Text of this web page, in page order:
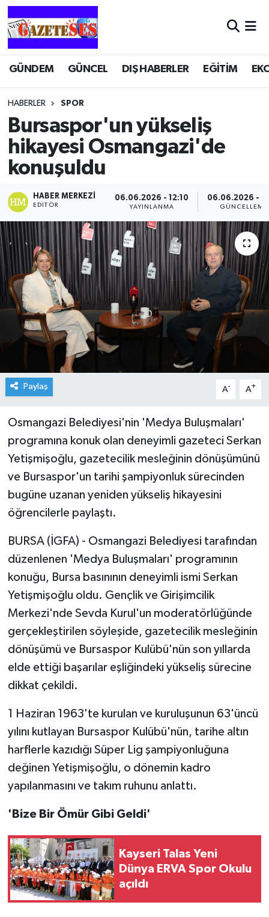
GÜNDEM GÜNCEL DIŞ HABERLER EĞİTİM
HABERLER SPOR
Bursaspor'un yükseliş
hikayesi Osmangazi'de
konuşuldu
HABER MERKEZI
EDITÖR
06.06.2026 - 12:10
YAYINLANMA
06.06.2026 -
GÜNCELLEME
Paylaş A- A+
Osmangazi Belediyesi'nin 'Medya Buluşmaları'
programına konuk olan deneyimli gazeteci Serkan
Yetişmişoğlu, gazetecilik mesleğinin dönüşümünü
ve Bursaspor'un tarihi şampiyonluk sürecinden
bugüne uzanan yeniden yükseliş hikayesini
öğrencilerle paylaştı.
BURSA (İGFA) - Osmangazi Belediyesi tarafından
düzenlenen 'Medya Buluşmaları' programının
konuğu, Bursa basınının deneyimli ismi Serkan
Yetişmişoğlu oldu. Gençlik ve Girişimcilik
Merkezi'nde Sevda Kurul'un moderatörlüğünde
gerçekleştirilen söyleşide, gazetecilik mesleğinin
dönüşümü ve Bursaspor Kulübü'nün son yıllarda
elde ettiği başarılar eşliğindeki yükseliş sürecine
dikkat çekildi.
1 Haziran 1963'te kurulan ve kuruluşunun 63'üncü
yılını kutlayan Bursaspor Kulübü'nün, tarihe altın
harflerle kazıdığı Süper Lig şampiyonluğuna
değinen Yetişmişoğlu, o dönemin kadro
yapılanmasını ve takım ruhunu anlattı.
'Bize Bir Ömür Gibi Geldi'
Kayseri Talas Yeni
Dünya ERVA Spor Okulu
açıldı